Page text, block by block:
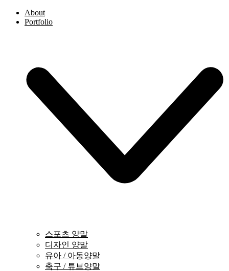
About
Portfolio
스포츠 양말
디자인 양말
유아 / 아동양말
축구 / 튜브양말